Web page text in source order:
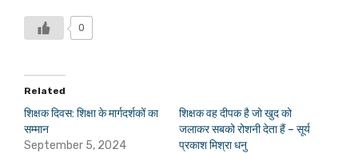
0
Related
शिक्षक दिवस: शिक्षा के मार्गदर्शकों का
सम्मान
September 5, 2024
शिक्षक वह दीपक है जो खुद को
जलाकर सबको रोशनी देता हैं – सूर्य
प्रकाश मिश्रा धनु